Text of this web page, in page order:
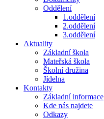
Oddělení
1.oddělení
2.oddělení
3.oddělení
Aktuality
Základní škola
Mateřská škola
Školní družina
Jídelna
Kontakty
Základní informace
Kde nás najdete
Odkazy